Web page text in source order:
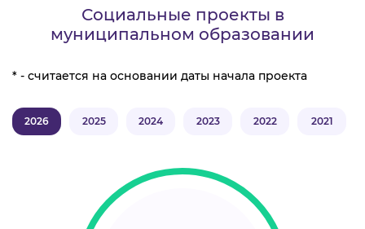
Социальные проекты в
муниципальном образовании
* - считается на основании даты начала проекта
2026 2025 2024 2023 2022 2021